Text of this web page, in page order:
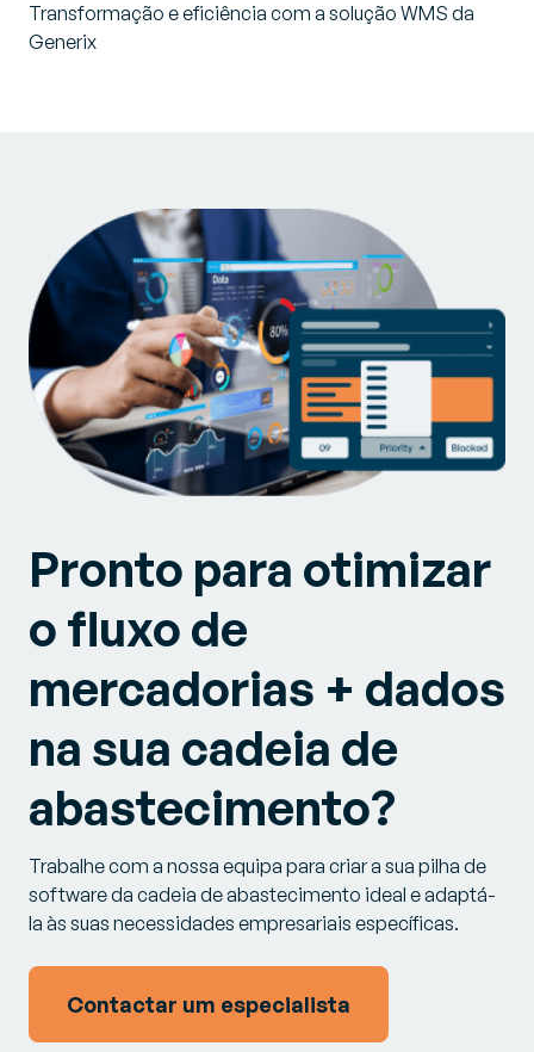
Transformação e eficiência com a solução WMS da
Generix
Pronto para otimizar
o fluxo de
mercadorias + dados
na sua cadeia de
abastecimento?
Trabalhe com a nossa equipa para criar a sua pilha de
software da cadeia de abastecimento ideal e adaptá-
la às suas necessidades empresariais específicas.
Contactar um especialista